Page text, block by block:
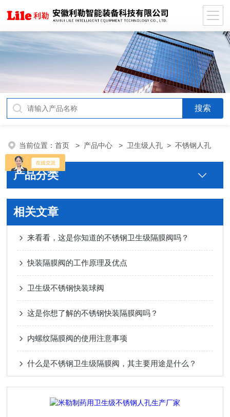
当前位置：首页 > 产品中心 > 卫生级人孔 >不锈钢人孔
产品分类
相关文章
来看看，这是你知道的不锈钢卫生级隔膜阀吗？
快装隔膜阀的工作原理及优点
卫生级不锈钢快装球阀
这是你想了解的不锈钢快装隔膜阀吗？
内螺纹隔膜阀的使用注意事项
什么是不锈钢卫生级隔膜阀，其主要用途是什么？